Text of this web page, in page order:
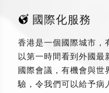
國際化服務
香港是一個國際城市，
以第一時間看到外國最
國際會議，有機會與世
驗，令我們可以給予病